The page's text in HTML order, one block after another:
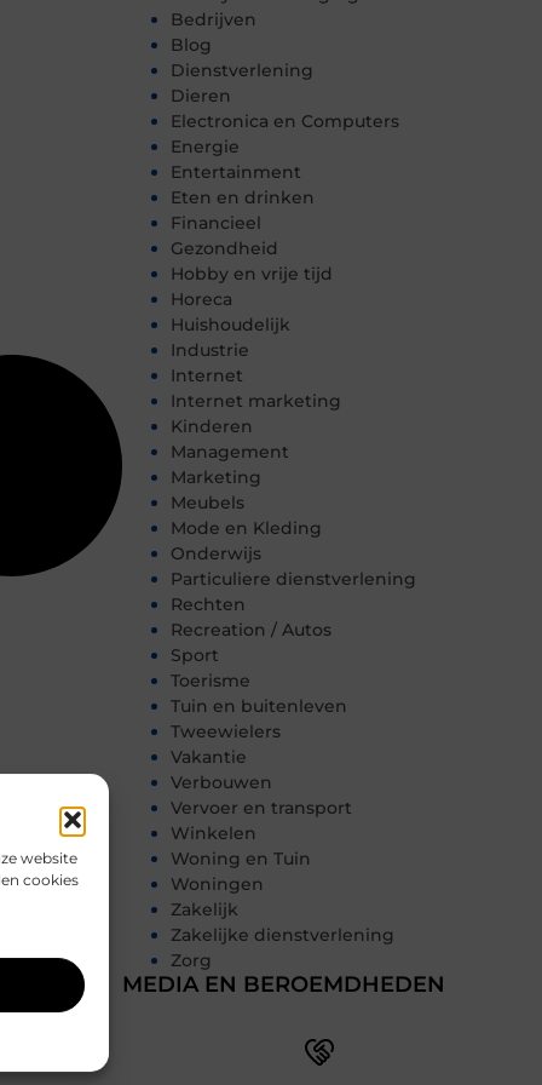
website
cookies
Bedrijven
Blog
Dienstverlening
Dieren
Electronica en Computers
Energie
Entertainment
Eten en drinken
Financieel
Gezondheid
Hobby en vrije tijd
Horeca
Huishoudelijk
Industrie
Internet
Internet marketing
Kinderen
Management
Marketing
Meubels
Mode en Kleding
Onderwijs
Particuliere dienstverlening
Rechten
Recreation / Autos
Sport
Toerisme
Tuin en buitenleven
Tweewielers
Vakantie
Verbouwen
Vervoer en transport
Winkelen
Woning en Tuin
Woningen
Zakelijk
Zakelijke dienstverlening
Zorg
MEDIA EN BEROEMDHEDEN